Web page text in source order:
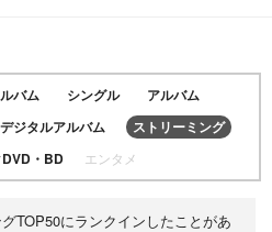
バム シングル アルバム
デジタルアルバム
ストリーミング
DVD・BD
エンタメ
TOP50にランクインしたことがあ